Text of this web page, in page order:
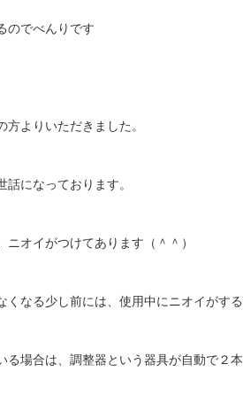
でべんりです
よりいただきました。
になっております。
オイがつけてあります（＾＾）
くなる少し前には、使用中にニオイがす
る場合は、調整器という器具が自動で２